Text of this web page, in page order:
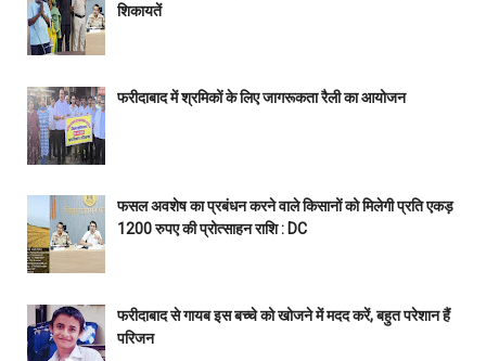
शिकायतें
फरीदाबाद में श्रमिकों के लिए जागरूकता रैली का आयोजन
फसल अवशेष का प्रबंधन करने वाले किसानों को मिलेगी प्रति एकड़
1200 रुपए की प्रोत्साहन राशि : DC
फरीदाबाद से गायब इस बच्चे को खोजने में मदद करें, बहुत परेशान हैं
परिजन